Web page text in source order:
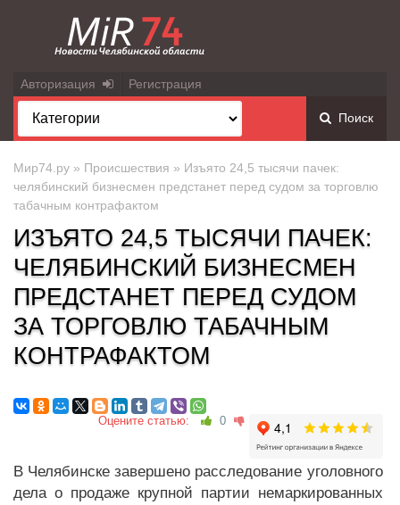
Авторизация Регистрация
Поиск
Мир74.ру » Происшествия » Изъято 24,5 тысячи пачек:
челябинский бизнесмен предстанет перед судом за торговлю
табачным контрафактом
ИЗЪЯТО 24,5 ТЫСЯЧИ ПАЧЕК:
ЧЕЛЯБИНСКИЙ БИЗНЕСМЕН
ПРЕДСТАНЕТ ПЕРЕД СУДОМ
ЗА ТОРГОВЛЮ ТАБАЧНЫМ
КОНТРАФАКТОМ
Оцените статью: 0
В Челябинске завершено расследование уголовного
дела о продаже крупной партии немаркированных